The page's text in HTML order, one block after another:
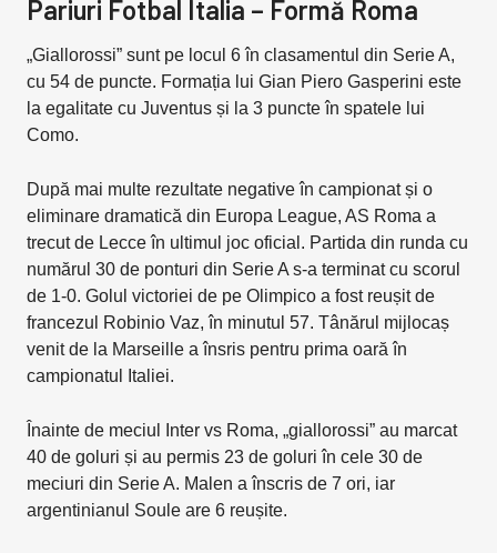
Pariuri Fotbal Italia – Formă Roma
„Giallorossi” sunt pe locul 6 în clasamentul din Serie A,
cu 54 de puncte. Formația lui Gian Piero Gasperini este
la egalitate cu Juventus și la 3 puncte în spatele lui
Como.
După mai multe rezultate negative în campionat și o
eliminare dramatică din Europa League, AS Roma a
trecut de Lecce în ultimul joc oficial. Partida din runda cu
numărul 30 de ponturi din Serie A s-a terminat cu scorul
de 1-0. Golul victoriei de pe Olimpico a fost reușit de
francezul Robinio Vaz, în minutul 57. Tânărul mijlocaș
venit de la Marseille a însris pentru prima oară în
campionatul Italiei.
Înainte de meciul Inter vs Roma, „giallorossi” au marcat
40 de goluri și au permis 23 de goluri în cele 30 de
meciuri din Serie A. Malen a înscris de 7 ori, iar
argentinianul Soule are 6 reușite.